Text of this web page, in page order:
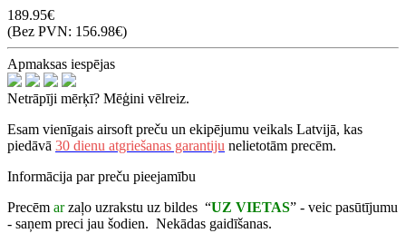
189.95€
(Bez PVN: 156.98€)
Apmaksas iespējas
Netrāpīji mērķī? Mēģini vēlreiz.
Esam vienīgais airsoft preču un ekipējumu veikals Latvijā, kas
piedāvā 30 dienu atgriešanas garantiju nelietotām precēm.
Informācija par preču pieejamību
Precēm arzaļo uzrakstu uz bildes “UZ VIETAS” - veic pasūtījumu
- saņem preci jau šodien. Nekādas gaidīšanas.